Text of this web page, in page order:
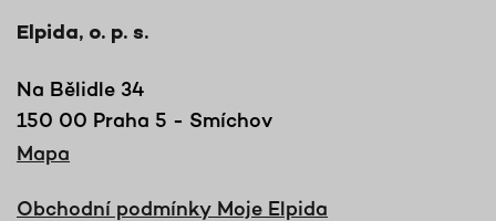
Elpida, o. p. s.
Na Bělidle 34
150 00 Praha 5 - Smíchov
Mapa
Obchodní podmínky Moje Elpida